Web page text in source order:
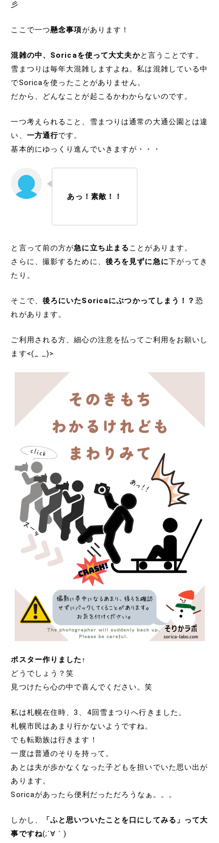
彡
ここで一つ懸念事項があります！
混雑の中、Soricaを使って大丈夫かと言うことです。
雪まつりは毎年大混雑しますよね。私は混雑している中
でSoricaを使ったことがありません。
だから、どんなことが起こるかわからないのです。
一つ考えられること、雪まつりは通常の大通公園とは違
い、 一方通行です。
基本的にゆっくり進んでいきますが・・・
あっ！素敵！！
と言って前の方が急に立ち止まる ことがあります。
さらに、撮影するために、 後ろを見ずに急に下がってき
たり。
そこで、 後ろにいたSoricaにぶつかってしまう！？ 恐
れがあります。
ご利用される方、細心の注意を払ってご利用をお願いし
ます<(_ _)>
ポスター作りました↑
どうでしょう？笑
見つけたら心の中で喜んでください。笑
私は札幌在住時、3、4回雪まつりへ行きました。
札幌市民はあまり行かないようですね。
でも転勤族は行きます！
一度は普通のそりを持って。
あとは夫が歩かなくなった子どもを担いでいた思い出が
あります。
Soricaがあったら便利だっただろうなぁ。。。
しかし、
「ふと思いついたことを口にしてみる」って大
事ですね(;´∀｀)